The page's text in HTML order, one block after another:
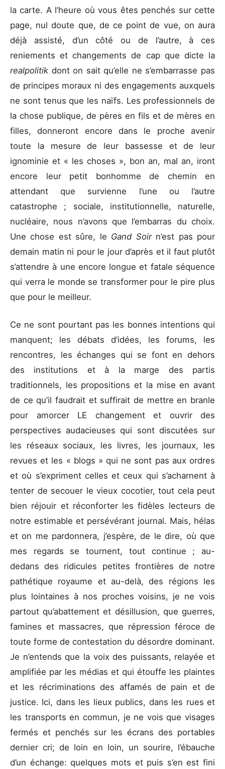
la carte. A l’heure où vous êtes penchés sur cette
page, nul doute que, de ce point de vue, on aura
déjà assisté, d’un côté ou de l’autre, à ces
reniements et changements de cap que dicte la
realpolitik dont on sait qu’elle ne s’embarrasse pas
de principes moraux ni des engagements auxquels
ne sont tenus que les naïfs. Les professionnels de
la chose publique, de pères en fils et de mères en
filles, donneront encore dans le proche avenir
toute la mesure de leur bassesse et de leur
ignominie et « les choses », bon an, mal an, iront
encore leur petit bonhomme de chemin en
attendant que survienne l’une ou l’autre
catastrophe ; sociale, institutionnelle, naturelle,
nucléaire, nous n’avons que l’embarras du choix.
Une chose est sûre, le Gand Soir n’est pas pour
demain matin ni pour le jour d’après et il faut plutôt
s’attendre à une encore longue et fatale séquence
qui verra le monde se transformer pour le pire plus
que pour le meilleur.
Ce ne sont pourtant pas les bonnes intentions qui
manquent; les débats d’idées, les forums, les
rencontres, les échanges qui se font en dehors
des institutions et à la marge des partis
traditionnels, les propositions et la mise en avant
de ce qu’il faudrait et suffirait de mettre en branle
pour amorcer LE changement et ouvrir des
perspectives audacieuses qui sont discutées sur
les réseaux sociaux, les livres, les journaux, les
revues et les « blogs » qui ne sont pas aux ordres
et où s’expriment celles et ceux qui s’acharnent à
tenter de secouer le vieux cocotier, tout cela peut
bien réjouir et réconforter les fidèles lecteurs de
notre estimable et persévérant journal. Mais, hélas
et on me pardonnera, j’espère, de le dire, où que
mes regards se tournent, tout continue ; au-
dedans des ridicules petites frontières de notre
pathétique royaume et au-delà, des régions les
plus lointaines à nos proches voisins, je ne vois
partout qu’abattement et désillusion, que guerres,
famines et massacres, que répression féroce de
toute forme de contestation du désordre dominant.
Je n’entends que la voix des puissants, relayée et
amplifiée par les médias et qui étouffe les plaintes
et les récriminations des affamés de pain et de
justice. Ici, dans les lieux publics, dans les rues et
les transports en commun, je ne vois que visages
fermés et penchés sur les écrans des portables
dernier cri; de loin en loin, un sourire, l’ébauche
d’un échange: quelques mots et puis s’en est fini